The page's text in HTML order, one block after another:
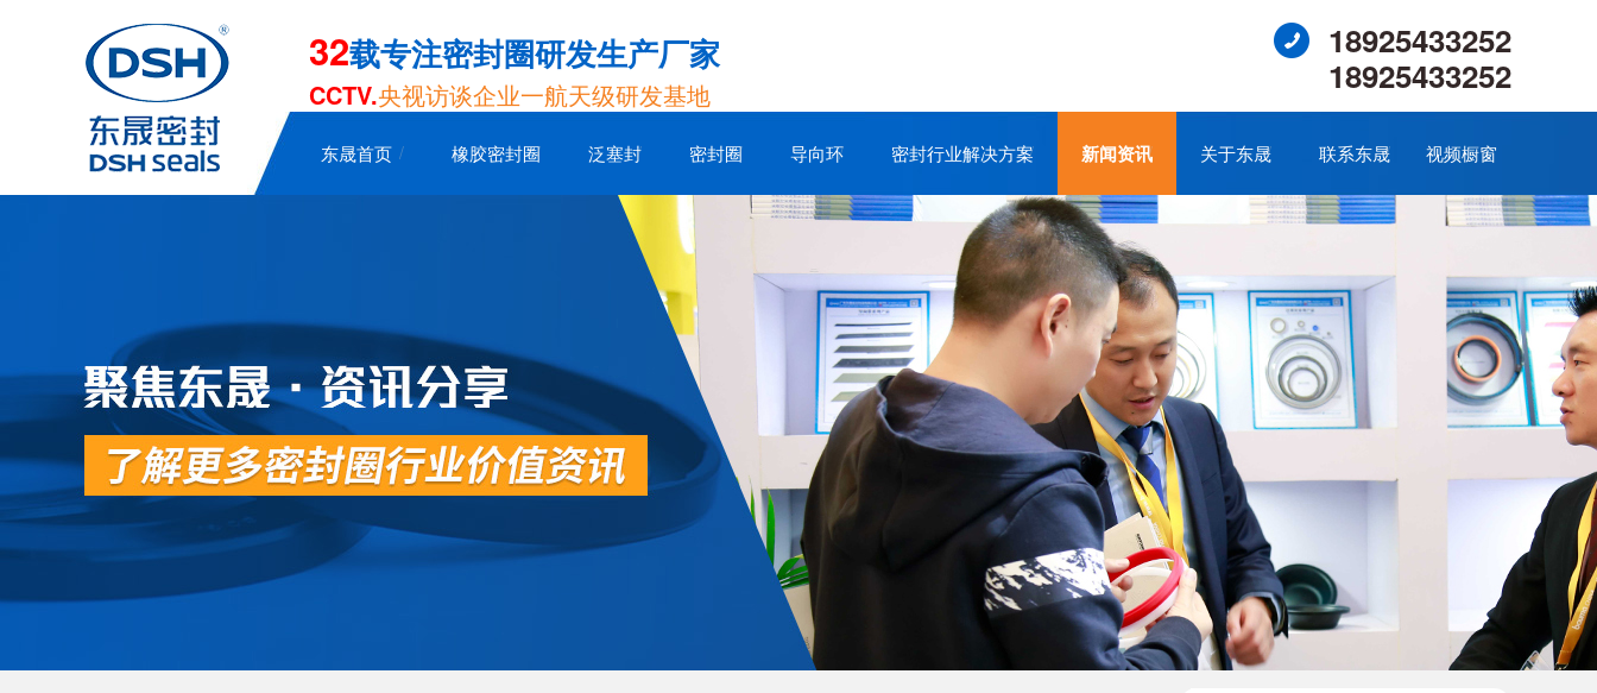
32载专注密封圈研发生产厂家
CCTV.央视访谈企业一航天级研发基地
18925433252
18925433252
东晟首页 橡胶密封圈 泛塞封 密封圈 导向环 密封行业解决方案 新闻资讯 关于东晟 联系东晟 视频橱窗
泛塞封-汽车密封件-耐腐蚀密封圈